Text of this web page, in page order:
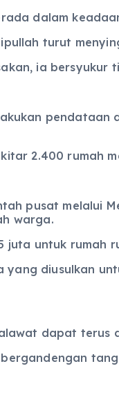
dalam
turut
ia
2.400 rumah
pusat melalui
warga.
juta untuk rumah
yang diusulkan
dapat terus